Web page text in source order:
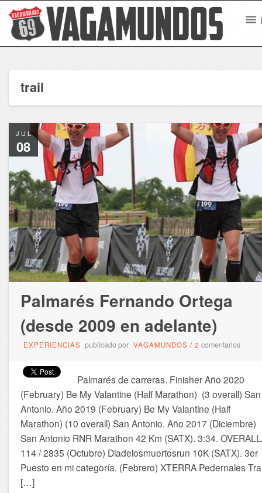
trail
JUL
08
Palmarés Fernando Ortega
(desde 2009 en adelante)
EXPERIENCIAS publicado por VAGAMUNDOS / 2 comentarios
Palmarés de carreras. Finisher Año 2020
(February) Be My Valantine (Half Marathon) (3 overall) San
Antonio. Año 2019 (February) Be My Valantine (Half
Marathon) (10 overall) San Antonio. Año 2017 (Diciembre)
San Antonio RNR Marathon 42 Km (SATX). 3:34.
114 / 2835 (Octubre) Diadelosmuertosrun 10K (SATX). 3er
Puesto en mi categoría. (Febrero) XTERRA Pedernales
[…]